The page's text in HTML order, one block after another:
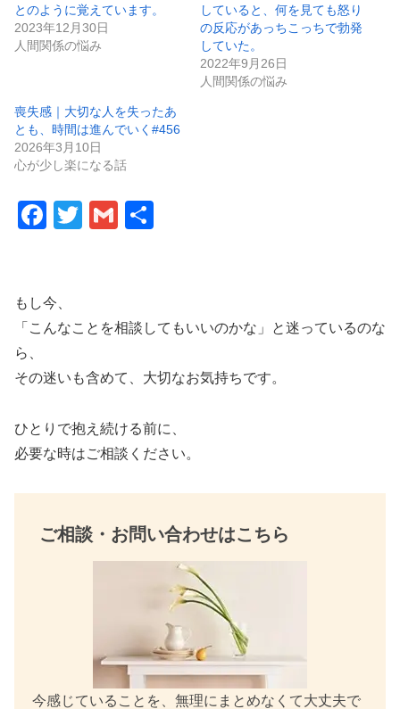
とのように覚えています。
2023年12月30日
人間関係の悩み
していると、何を見ても怒り
の反応があっちこっちで勃発
していた。
2022年9月26日
人間関係の悩み
喪失感｜大切な人を失ったあ
とも、時間は進んでいく#456
2026年3月10日
心が少し楽になる話
F
e
b
o
k
T
G
もし今、
「こんなことを相談してもいいのかな」と迷っているのな
ら、
その迷いも含めて、大切なお気持ちです。
ひとりで抱え続ける前に、
必要な時はご相談ください。
ご相談・お問い合わせはこちら
今感じていることを、無理にまとめなくて大丈夫で